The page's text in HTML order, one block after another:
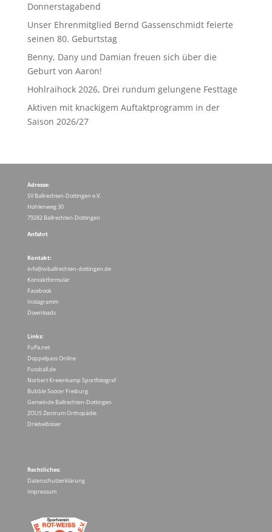
Donnerstagabend
Unser Ehrenmitglied Bernd Gassenschmidt feierte
seinen 80. Geburtstag
Benny, Dany und Damian freuen sich über die
Geburt von Aaron!
Hohlraihock 2026, Drei rundum gelungene Festtage
Aktiven mit knackigem Auftaktprogramm in der
Saison 2026/27
Adresse:
SV Ballrechten-Dottingen e.V.
Hohlenweg 30
79282 Ballrechten-Dottingen
Anfahrt
Kontakt:
info@svballrechten-dottingen.de
Kontaktformular
Facebook
Instagramm
Downloads
Links:
FuPa.net
Doppelpass Online
Fussball.de
Norbert Kreienkamp Sportfotograf
Bubble Soocer Freiburg
Gemeinde Ballrechten-Dottingen
ZOUS Zentrum Orthopädie
Driebelbisser
Rechtliches:
Datenschutzerklärung
Impressum